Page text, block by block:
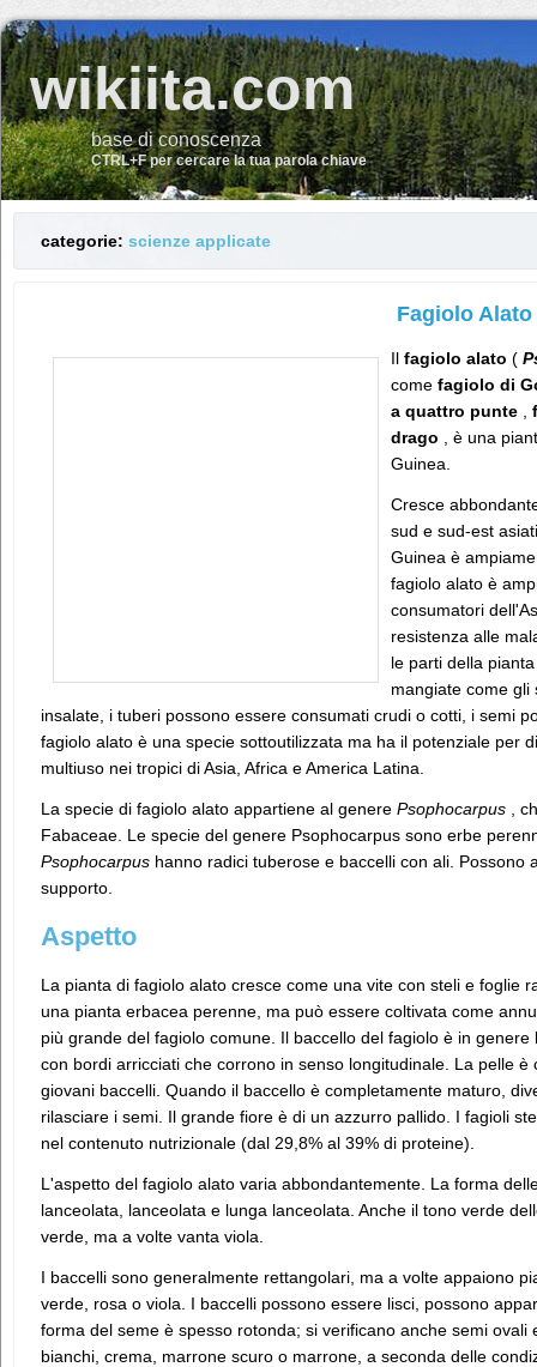
wikiita.com
base di conoscenza
CTRL+F per cercare la tua parola chiave
categorie: scienze applicate
Fagiolo Alato
Il fagiolo alato (
come fagiolo di
a quattro punte
drago , è una
Guinea.
Cresce
sud e sud-est
Guinea è
fagiolo alato è
consumatori
resistenza alle
le parti della
mangiate come gli
insalate, i tuberi possono essere consumati crudi o cotti, i semi
fagiolo alato è una specie sottoutilizzata ma ha il potenziale per
multiuso nei tropici di Asia, Africa e America Latina.
La specie di fagiolo alato appartiene al genere Psophocarpus ,
Fabaceae. Le specie del genere Psophocarpus sono erbe
Psophocarpus hanno radici tuberose e baccelli con ali.
supporto.
Aspetto
La pianta di fagiolo alato cresce come una vite con steli e foglie
una pianta erbacea perenne, ma può essere coltivata come
più grande del fagiolo comune. Il baccello del fagiolo è in
con bordi arricciati che corrono in senso longitudinale. La pelle
giovani baccelli. Quando il baccello è completamente maturo,
rilasciare i semi. Il grande fiore è di un azzurro pallido. I fagioli
nel contenuto nutrizionale (dal 29,8% al 39% di proteine).
L'aspetto del fagiolo alato varia abbondantemente. La forma
lanceolata, lanceolata e lunga lanceolata. Anche il tono verde
verde, ma a volte vanta viola.
I baccelli sono generalmente rettangolari, ma a volte appaiono
verde, rosa o viola. I baccelli possono essere lisci, possono
forma del seme è spesso rotonda; si verificano anche semi
bianchi, crema, marrone scuro o marrone, a seconda delle